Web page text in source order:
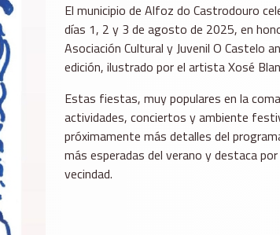
El municipio de Alfoz do Castrodouro
días 1, 2 y 3 de agosto de 2025, en
Asociación Cultural y Juvenil O Castelo
edición, ilustrado por el artista Xosé
Estas fiestas, muy populares en la
actividades, conciertos y ambiente
próximamente más detalles del
más esperadas del verano y destaca
vecindad.